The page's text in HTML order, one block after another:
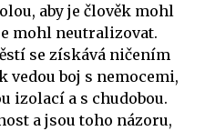
aby je člověk mohl
mohl neutralizovat.
se získává ničením
vedou boj s nemocemi,
izolací a s chudobou.
a jsou toho názoru,